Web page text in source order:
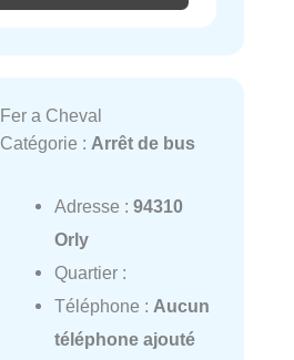
Fer a Cheval
Catégorie : Arrêt de bus
Adresse : 94310
Orly
Quartier :
Téléphone : Aucun
téléphone ajouté